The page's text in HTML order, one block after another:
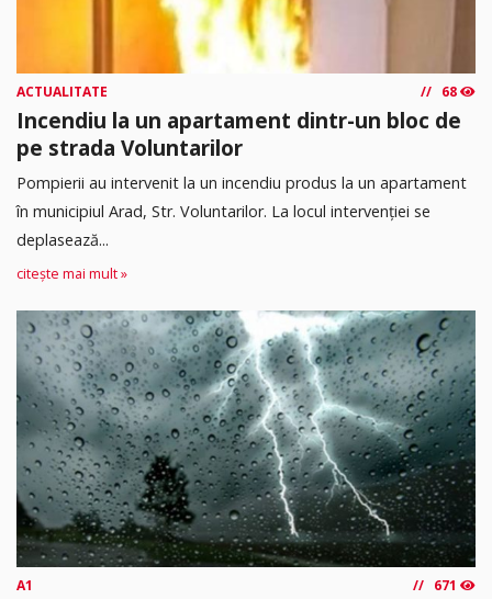
ACTUALITATE 68
Incendiu la un apartament dintr-un bloc de
pe strada Voluntarilor
Pompierii au intervenit la un incendiu produs la un apartament
în municipiul Arad, Str. Voluntarilor. La locul intervenției se
deplasează...
citește mai mult »
A1 671